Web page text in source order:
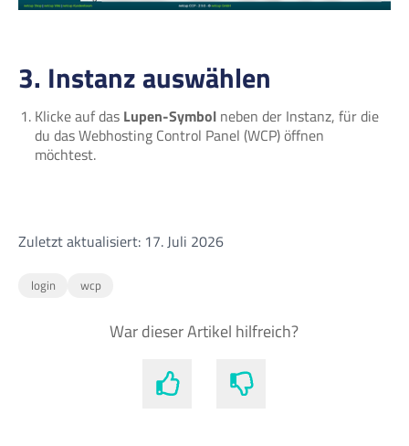
3. Instanz auswählen
Klicke auf das Lupen-Symbol neben der Instanz, für die
du das Webhosting Control Panel (WCP) öffnen
möchtest.
Zuletzt aktualisiert: 17. Juli 2026
login wcp
War dieser Artikel hilfreich?